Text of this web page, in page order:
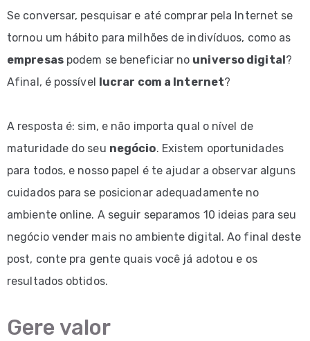
Se conversar, pesquisar e até comprar pela Internet se
tornou um hábito para milhões de indivíduos, como as
empresaspodem se beneficiar no universo digital?
Afinal, é possível lucrar com a Internet?
A resposta é: sim, e não importa qual o nível de
maturidade do seu negócio. Existem oportunidades
para todos, e nosso papel é te ajudar a observar alguns
cuidados para se posicionar adequadamente no
ambiente online. A seguir separamos 10 ideias para seu
negócio vender mais no ambiente digital. Ao final deste
post, conte pra gente quais você já adotou e os
resultados obtidos.
Gere valor